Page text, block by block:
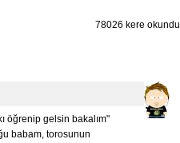
78026 kere okundu
öğrenip gelsin bakalım"
babam, torosunun